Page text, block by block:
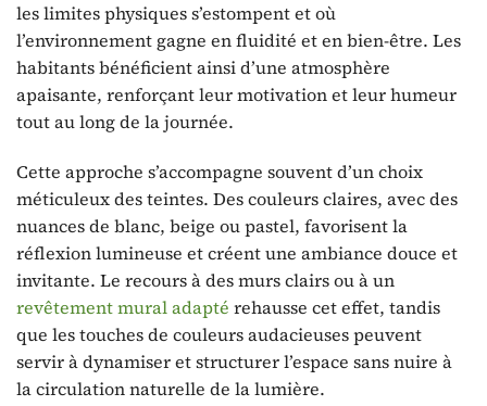
les limites physiques s’estompent et où
l’environnement gagne en fluidité et en bien-être. Les
habitants bénéficient ainsi d’une atmosphère
apaisante, renforçant leur motivation et leur humeur
tout au long de la journée.
Cette approche s’accompagne souvent d’un choix
méticuleux des teintes. Des couleurs claires, avec des
nuances de blanc, beige ou pastel, favorisent la
réflexion lumineuse et créent une ambiance douce et
invitante. Le recours à des murs clairs ou à un
revêtement mural adapté rehausse cet effet, tandis
que les touches de couleurs audacieuses peuvent
servir à dynamiser et structurer l’espace sans nuire à
la circulation naturelle de la lumière.